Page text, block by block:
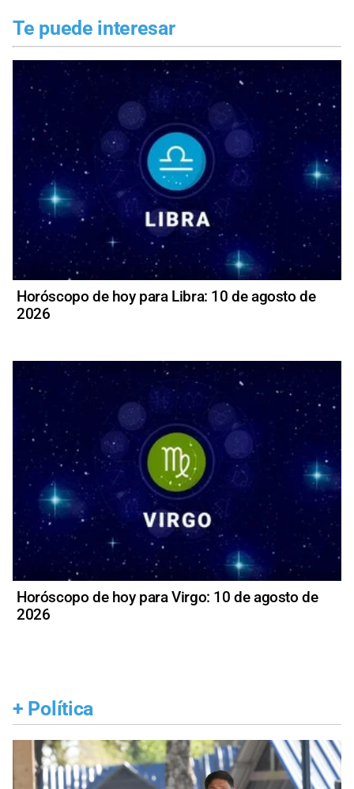
Te puede interesar
Horóscopo de hoy para Libra: 10 de agosto de
2026
Horóscopo de hoy para Virgo: 10 de agosto de
2026
+ Política